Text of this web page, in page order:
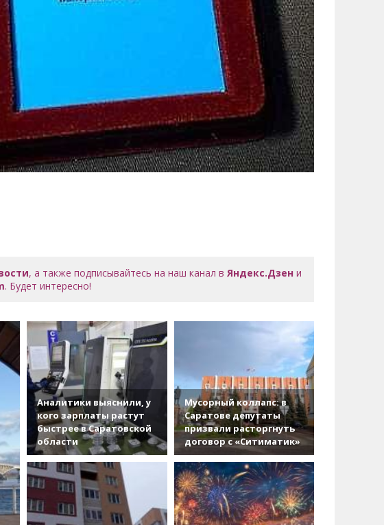
, а также подписывайтесь на наш канал вЯндекс.Дзен и
. Будет интересно!
Аналитики выяснили, у
кого зарплаты растут
быстрее в Саратовской
области
Мусорный коллапс: в
Саратове депутаты
призвали расторгнуть
договор с «Ситиматик»